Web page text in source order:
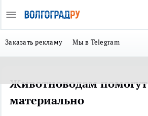
Заказать рекламу Мы в Telegram
Животноводам помогут
материально